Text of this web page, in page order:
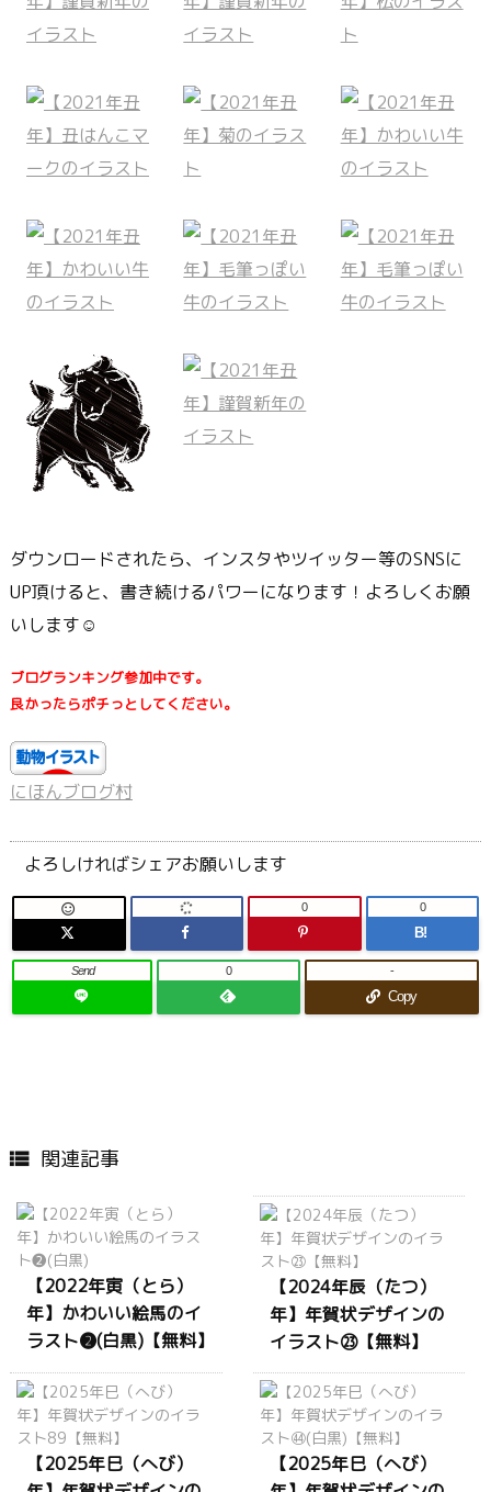
ダウンロードされたら、インスタやツイッター等のSNSに
UP頂けると、書き続けるパワーになります！よろしくお願
いします☺
ブログランキング参加中です。
良かったらポチっとしてください。
にほんブログ村
よろしければシェアお願いします
 0
B!
0
Send 0
Copy
-
 関連記事
【2022年寅（とら）
年】かわいい絵馬のイ
ラスト❷(白黒)【無料】
【2024年辰（たつ）
年】年賀状デザインの
イラスト㉓【無料】
【2025年巳（へび）
【2025年巳（へび）